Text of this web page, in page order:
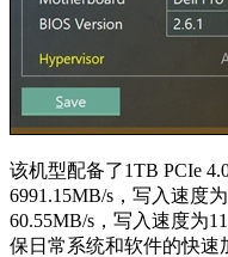
该机型配备了1TB PCIe
6991.15MB/s，写入速度
60.55MB/s，写入速度为
保日常系统和软件的快速